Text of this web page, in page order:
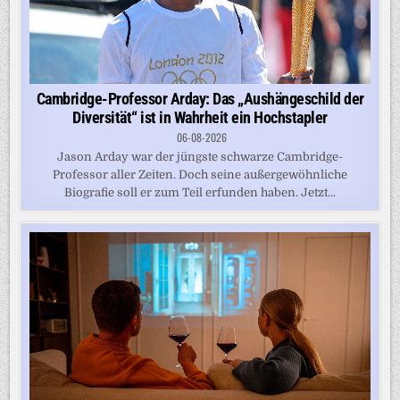
Cambridge-Professor Arday: Das „Aushängeschild der
Diversität“ ist in Wahrheit ein Hochstapler
06-08-2026
Jason Arday war der jüngste schwarze Cambridge-
Professor aller Zeiten. Doch seine außergewöhnliche
Biografie soll er zum Teil erfunden haben. Jetzt...